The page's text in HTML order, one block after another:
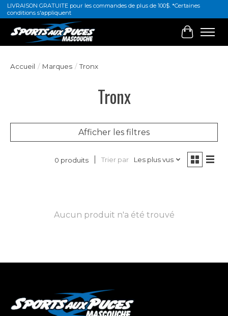
LIVRAISON GRATUITE pour les commandes de plus de 100$. *Certaines
conditions s'appliquent
Panier
Accueil / Marques / Tronx
Tronx
Afficher les filtres
0 produits Trier par Les plus vus
Aucun produit n'a été trouvé